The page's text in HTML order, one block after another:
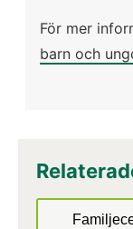
För mer
barn och